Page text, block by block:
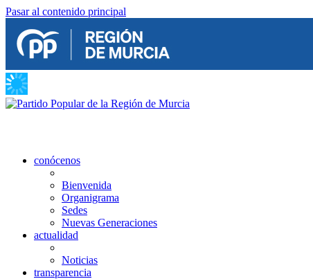
Pasar al contenido principal
conócenos
Bienvenida
Organigrama
Sedes
Nuevas Generaciones
actualidad
Noticias
transparencia